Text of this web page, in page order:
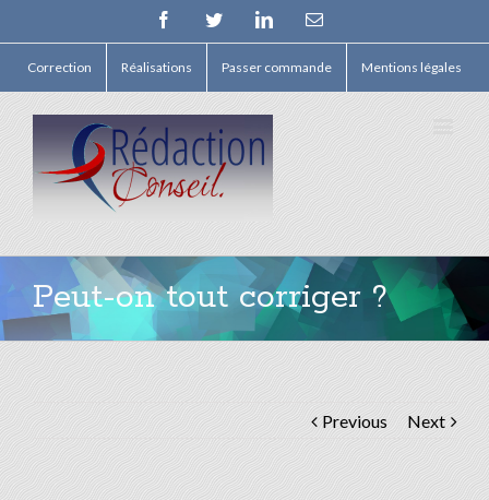
FacebookTwitterLinkedinEmail
Correction Réalisations Passer commande Mentions légales
Peut-on tout corriger ?
Previous Next